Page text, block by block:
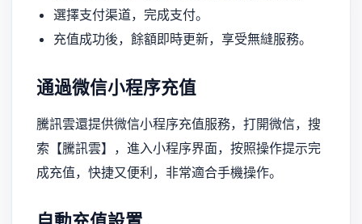
選擇支付渠道，完成支付。
充值成功後，餘額即時更新，享受無縫服務。
通過微信小程序充值
騰訊雲還提供微信小程序充值服務，打開微信，搜
索【騰訊雲】，進入小程序界面，按照操作提示完
成充值，快捷又便利，非常適合手機操作。